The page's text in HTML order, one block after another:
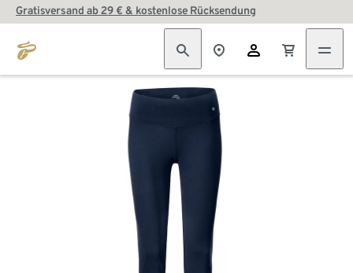
Gratisversand ab 29 € & kostenlose Rücksendung